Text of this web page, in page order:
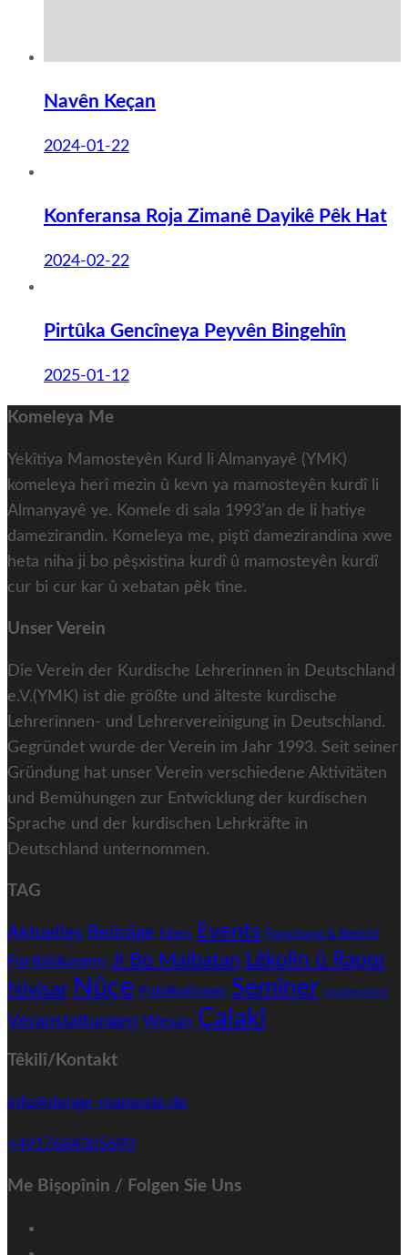
Navên Keçan
2024-01-22
Konferansa Roja Zimanê Dayikê Pêk Hat
2024-02-22
Pirtûka Gencîneya Peyvên Bingehîn
2025-01-12
Komeleya Me
Yekîtiya Mamosteyên Kurd li Almanyayê (YMK)
komeleya herî mezin û kevn ya mamosteyên kurdî li
Almanyayê ye. Komele di sala 1993’an de li hatiye
damezirandin. Komeleya me, piştî damezirandina xwe
heta niha ji bo pêşxistina kurdî û mamosteyên kurdî
cur bi cur kar û xebatan pêk tîne.
Unser Verein
Die Verein der Kurdische Lehrerinnen in Deutschland
e.V.(YMK) ist die größte und älteste kurdische
Lehrerinnen- und Lehrervereinigung in Deutschland.
Gegründet wurde der Verein im Jahr 1993. Seit seiner
Gründung hat unser Verein verschiedene Aktivitäten
und Bemühungen zur Entwicklung der kurdischen
Sprache und der kurdischen Lehrkräfte in
Deutschland unternommen.
TAG
Aktuelles Beiträge Eltern Events Forschung & Bericht
Fortbildungen Ji Bo Malbatan Lêkolîn û Rapor
Nivîsar Nûçe Publikationen Semîner Uncategorized
Veranstaltungen Weşan Çalakî
Têkilî/Kontakt
info@denge-mamoste.de
+4917684305690
Me Bişopînin / Folgen Sie Uns